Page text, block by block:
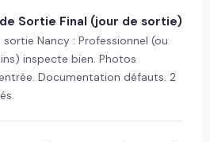
Sortie Final (jour de sortie)
Nancy : Professionnel (ou
inspecte bien. Photos
Documentation défauts. 2